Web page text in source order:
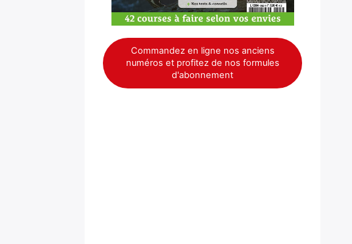
Commandez en ligne nos anciens
numéros et profitez de nos formules
d'abonnement